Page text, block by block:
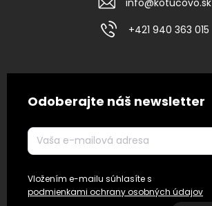
+421 940 363 015
Odoberajte náš newsletter
Vložením e-mailu súhlasíte s
podmienkami ochrany osobných údajov